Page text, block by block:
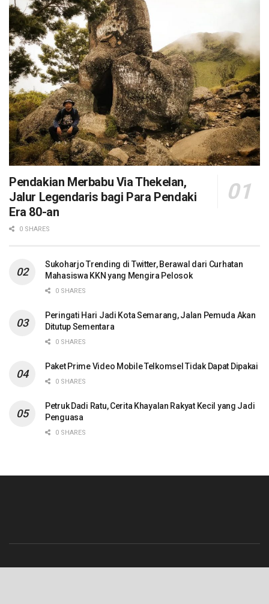
Pendakian Merbabu Via Thekelan,
Jalur Legendaris bagi Para Pendaki
Era 80-an
0 SHARES
Sukoharjo Trending di Twitter, Berawal dari Curhatan
Mahasiswa KKN yang Mengira Pelosok
0 SHARES
Peringati Hari Jadi Kota Semarang, Jalan Pemuda Akan
Ditutup Sementara
0 SHARES
Paket Prime Video Mobile Telkomsel Tidak Dapat Dipakai
0 SHARES
Petruk Dadi Ratu, Cerita Khayalan Rakyat Kecil yang Jadi
Penguasa
0 SHARES